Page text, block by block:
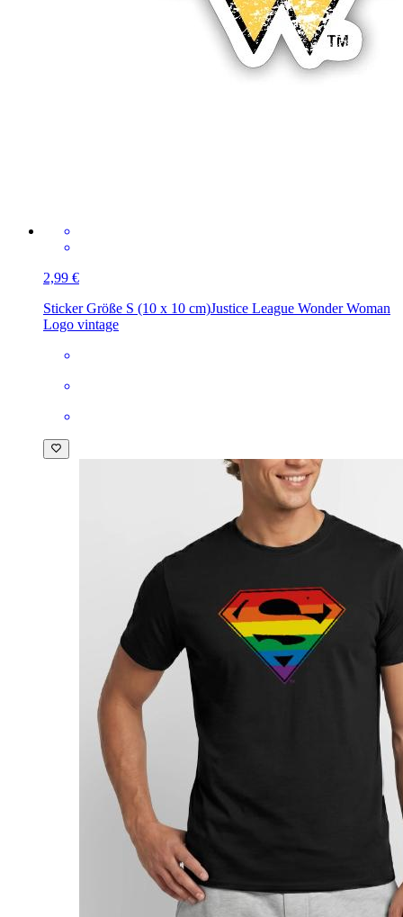
2,99 €
Sticker Größe S (10 x 10 cm)Justice League Wonder Woman
Logo vintage